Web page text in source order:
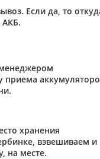
Если да, то
приема
хранения
взвешиваем и
на месте.